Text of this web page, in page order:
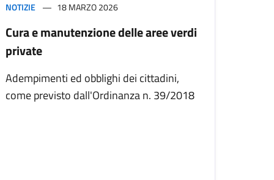
NOTIZIE 18 MARZO 2026
Cura e manutenzione delle aree verdi
private
Adempimenti ed obblighi dei cittadini,
come previsto dall'Ordinanza n. 39/2018